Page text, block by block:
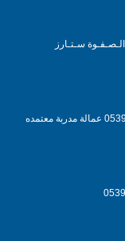
سـتـارز
افضل شركة تنظيف بالرياض 0539205789 عمالة مدربة معتمده